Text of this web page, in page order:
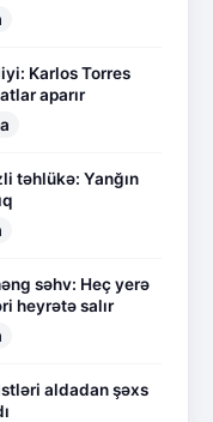
Karlos Torres
aparır
təhlükə: Yanğın
səhv: Heç yerə
heyrətə salır
aldadan şəxs